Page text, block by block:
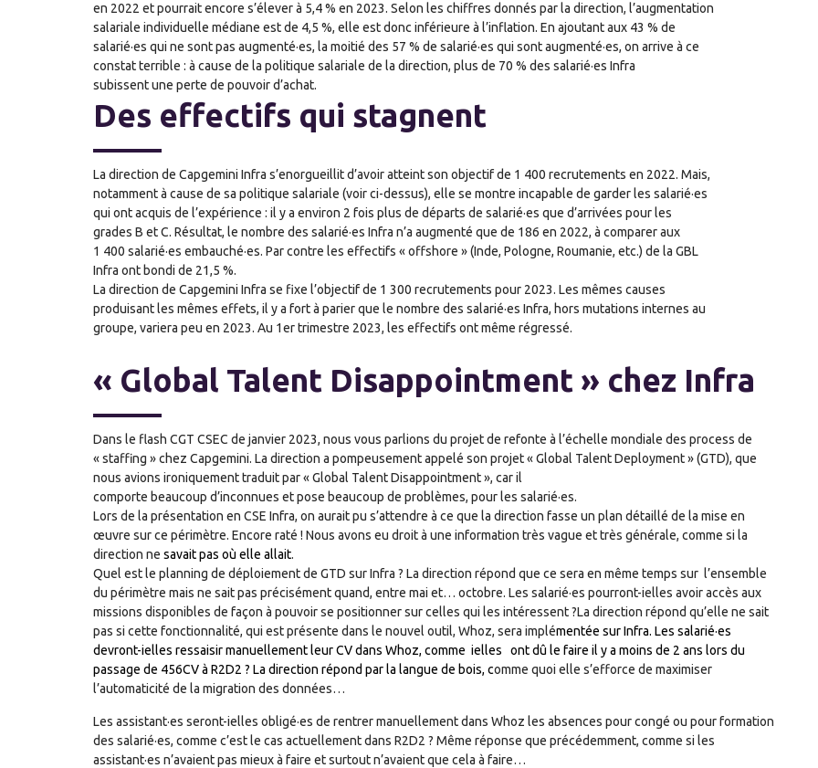
en 2022 et pourrait encore s’élever à 5,4 % en 2023. Selon les chiffres donnés par la direction, l’augmentation
salariale individuelle médiane est de 4,5 %, elle est donc inférieure à l’inflation. En ajoutant aux 43 % de
salarié·es qui ne sont pas augmenté·es, la moitié des 57 % de salarié·es qui sont augmenté·es, on arrive à ce
constat terrible : à cause de la politique salariale de la direction, plus de 70 % des salarié·es Infra
subissent une perte de pouvoir d’achat.
Des effectifs qui stagnent
La direction de Capgemini Infra s’enorgueillit d’avoir atteint son objectif de 1 400 recrutements en 2022. Mais,
notamment à cause de sa politique salariale (voir ci-dessus), elle se montre incapable de garder les salarié·es
qui ont acquis de l’expérience : il y a environ 2 fois plus de départs de salarié·es que d’arrivées pour les
grades B et C. Résultat, le nombre des salarié·es Infra n’a augmenté que de 186 en 2022, à comparer aux
1 400 salarié·es embauché·es. Par contre les effectifs « offshore » (Inde, Pologne, Roumanie, etc.) de la GBL
Infra ont bondi de 21,5 %.
La direction de Capgemini Infra se fixe l’objectif de 1 300 recrutements pour 2023. Les mêmes causes
produisant les mêmes effets, il y a fort à parier que le nombre des salarié·es Infra, hors mutations internes au
groupe, variera peu en 2023. Au 1er trimestre 2023, les effectifs ont même régressé.
« Global Talent Disappointment » chez Infra
Dans le flash CGT CSEC de janvier 2023, nous vous parlions du projet de refonte à l’échelle mondiale des process de
« staffing » chez Capgemini. La direction a pompeusement appelé son projet « Global Talent Deployment » (GTD), que
nous avions ironiquement traduit par « Global Talent Disappointment », car il
comporte beaucoup d’inconnues et pose beaucoup de problèmes, pour les salarié·es.
Lors de la présentation en CSE Infra, on aurait pu s’attendre à ce que la direction fasse un plan détaillé de la mise en
œuvre sur ce périmètre. Encore raté ! Nous avons eu droit à une information très vague et très générale, comme si la
direction ne savait pas où elle allait.
Quel est le planning de déploiement de GTD sur Infra ? La direction répond que ce sera en même temps sur l’ensemble
du périmètre mais ne sait pas précisément quand, entre mai et… octobre. Les salarié·es pourront-ielles avoir accès aux
missions disponibles de façon à pouvoir se positionner sur celles qui les intéressent ?La direction répond qu’elle ne sait
pas si cette fonctionnalité, qui est présente dans le nouvel outil, Whoz, sera implémentée sur Infra. Les salarié·es
devront-ielles ressaisir manuellement leur CV dans Whoz, comme ielles ontdû le faire il y a moins de 2 ans lors du
passage de 456CV à R2D2 ? La direction répond par la langue de bois, comme quoi elle s’efforce de maximiser
l’automaticité de la migration des données…
Les assistant·es seront-ielles obligé·es de rentrer manuellement dans Whoz les absences pour congé ou pour formation
des salarié·es, comme c’est le cas actuellement dans R2D2 ? Même réponse que précédemment, comme si les
assistant·es n’avaient pas mieux à faire et surtout n’avaient que cela à faire…